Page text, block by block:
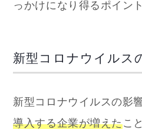
っかけになり得るポイン
新型コロナウイルス
新型コロナウイルスの影
導入する企業が増えたこ